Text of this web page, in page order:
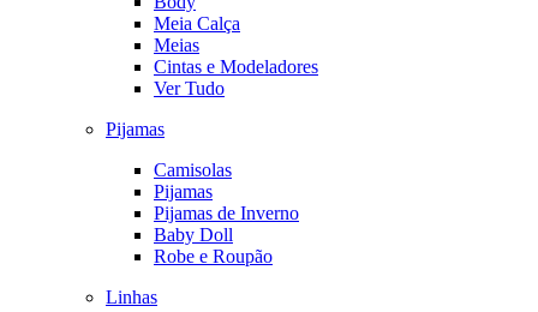
Meia Calça
Meias
Cintas e Modeladores
Ver Tudo
Pijamas
Camisolas
Pijamas
Pijamas de Inverno
Baby Doll
Robe e Roupão
Linhas